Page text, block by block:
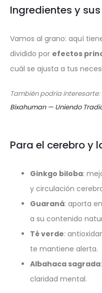
Ingredientes y
Vamos al grano: aquí
dividido por efectos
cuál se ajusta a tus
También podría interesarte:
Bixahuman — Uniendo
Para el cerebro y
Ginkgo biloba:
y circulación
Guaraná: aporta
a su contenido
Té verde:
te mantiene alerta.
Albahaca sagrada
claridad mental.